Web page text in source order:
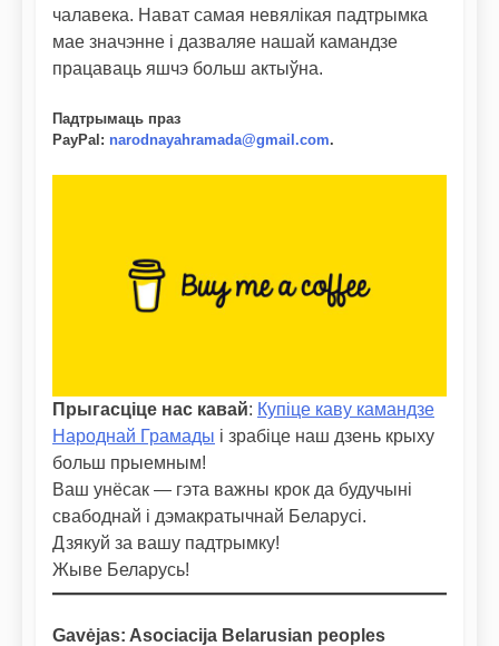
чалавека. Нават самая невялікая падтрымка
мае значэнне і дазваляе нашай камандзе
працаваць яшчэ больш актыўна.
Падтрымаць праз
PayPal: narodnayahramada@gmail.com.
Прыгасціце нас кавай: Купіце каву камандзе
Народнай Грамады і зрабіце наш дзень крыху
больш прыемным!
Ваш унёсак — гэта важны крок да будучыні
свабоднай і дэмакратычнай Беларусі.
Дзякуй за вашу падтрымку!
Жыве Беларусь!
Gavėjas: Asociacija Belarusian peoples